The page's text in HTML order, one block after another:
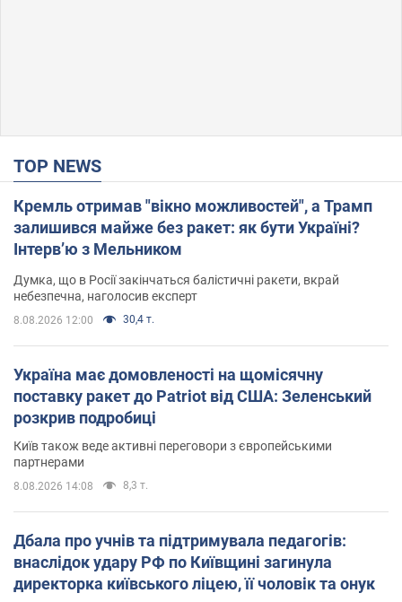
TOP NEWS
Кремль отримав "вікно можливостей", а Трамп
залишився майже без ракет: як бути Україні?
Інтерв’ю з Мельником
Думка, що в Росії закінчаться балістичні ракети, вкрай
небезпечна, наголосив експерт
8.08.2026 12:00 30,4 т.
Україна має домовленості на щомісячну
поставку ракет до Patriot від США: Зеленський
розкрив подробиці
Київ також веде активні переговори з європейськими
партнерами
8.08.2026 14:08 8,3 т.
Дбала про учнів та підтримувала педагогів:
внаслідок удару РФ по Київщині загинула
директорка київського ліцею, її чоловік та онук